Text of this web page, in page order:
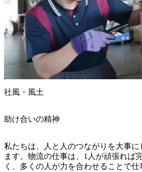
社風・風土
助け合いの精神
私たちは、人と人のつながりを大事
ます。物流の仕事は、1人が頑張れば
く、多くの人が力を合わせることで仕